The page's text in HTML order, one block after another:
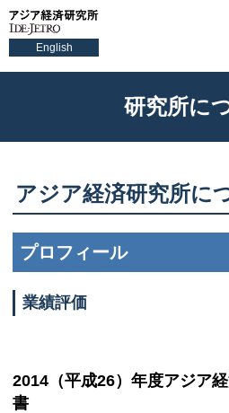
English
研究所に
アジア経済研究所に
プロフィール
業績評価
2014（平成26）年度アジア
書